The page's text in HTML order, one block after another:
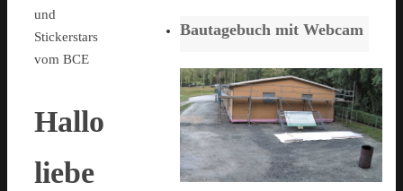
und
Stickerstars
vom BCE
Hallo
liebe
Bautagebuch mit Webcam